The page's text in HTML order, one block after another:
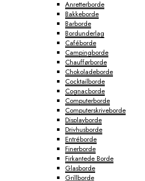
Anretterborde
Bakkeborde
Barborde
Bordunderlag
Caféborde
Campingborde
Chaufførborde
Chokoladeborde
Cocktailborde
Cognacborde
Computerborde
Computerskriveborde
Displayborde
Drivhusborde
Entréborde
Finerborde
Firkantede Borde
Glasborde
Grillborde